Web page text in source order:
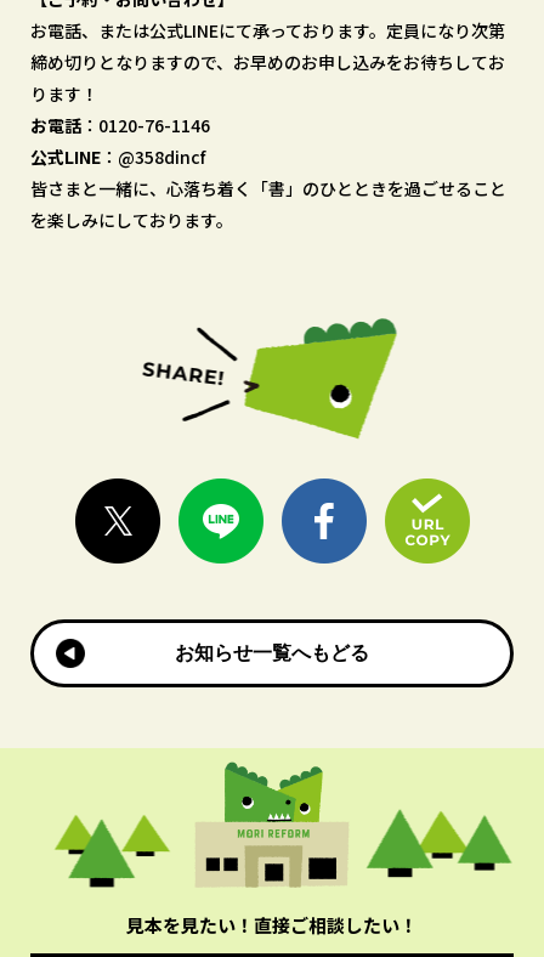
お電話、または公式LINEにて承っております。定員になり次第
締め切りとなりますので、お早めのお申し込みをお待ちしてお
ります！
お電話 ：0120-76-1146
公式LINE ：@358dincf
皆さまと一緒に、心落ち着く「書」のひとときを過ごせること
を楽しみにしております。
お知らせ一覧へもどる
お知らせ一覧へもどる
見本を見たい！直接ご相談したい！